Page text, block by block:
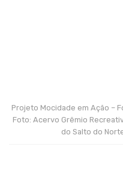
Projeto Mocidade em Ação –
Foto: Acervo Grêmio
do Salto do